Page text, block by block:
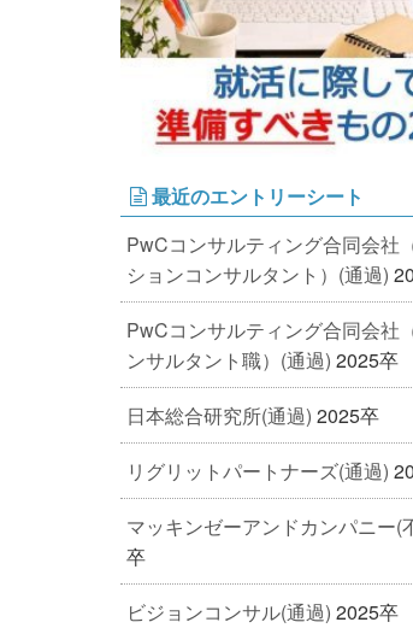
最近のエントリーシート
PwCコンサルティング合同会社
ションコンサルタント）(通過)
PwCコンサルティング合同会社
ンサルタント職）(通過) 2025卒
日本総合研究所(通過) 2025卒
リグリットパートナーズ(通過)
マッキンゼーアンドカンパニー(
卒
ビジョンコンサル(通過) 2025卒